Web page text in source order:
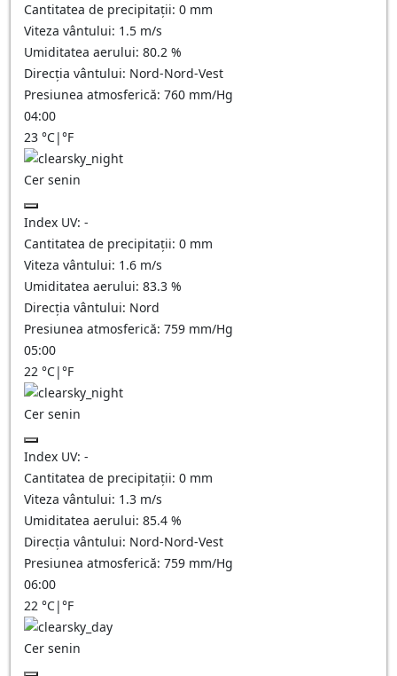
Cantitatea de precipitații: 0 mm
Viteza vântului: 1.5 m/s
Umiditatea aerului: 80.2 %
Direcția vântului: Nord-Nord-Vest
Presiunea atmosferică: 760 mm/Hg
04:00
23 °C|°F
Cer senin
Index UV: -
Cantitatea de precipitații: 0 mm
Viteza vântului: 1.6 m/s
Umiditatea aerului: 83.3 %
Direcția vântului: Nord
Presiunea atmosferică: 759 mm/Hg
05:00
22 °C|°F
Cer senin
Index UV: -
Cantitatea de precipitații: 0 mm
Viteza vântului: 1.3 m/s
Umiditatea aerului: 85.4 %
Direcția vântului: Nord-Nord-Vest
Presiunea atmosferică: 759 mm/Hg
06:00
22 °C|°F
Cer senin